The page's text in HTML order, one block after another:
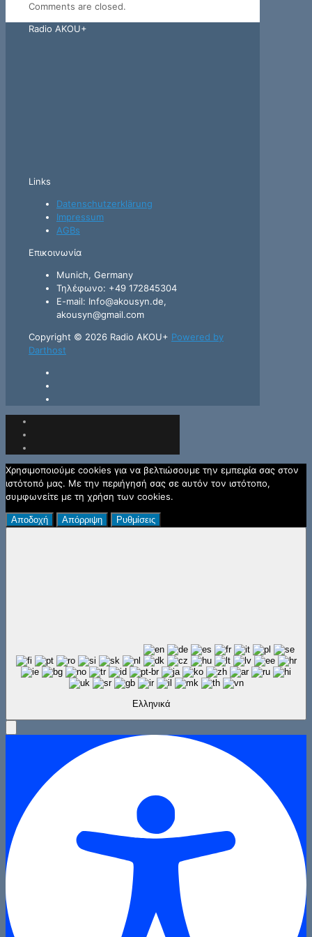
Comments are closed.
Radio AKOU+
Links
Datenschutzerklärung
Impressum
AGBs
Επικοινωνία
Munich, Germany
Τηλέφωνο: +49 172845304
E-mail: Info@akousyn.de,
akousyn@gmail.com
Copyright © 2026 Radio AKOU+ Powered by
Darthost
Χρησιμοποιούμε cookies για να βελτιώσουμε την εμπειρία σας στον
ιστότοπό μας. Με την περιήγησή σας σε αυτόν τον ιστότοπο,
συμφωνείτε με τη χρήση των cookies.
Αποδοχή Απόρριψη Ρυθμίσεις
Ελληνικά